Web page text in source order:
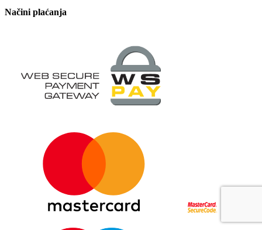
Načini plaćanja